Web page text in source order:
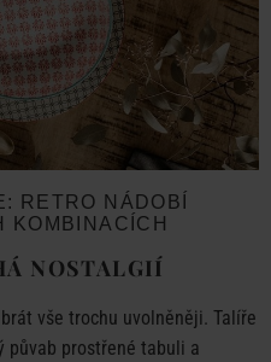
RETRO NÁDOBÍ
KOMBINACÍCH
NOSTALGIÍ
vše trochu uvolněněji. Talíře
půvab prostřené tabuli a